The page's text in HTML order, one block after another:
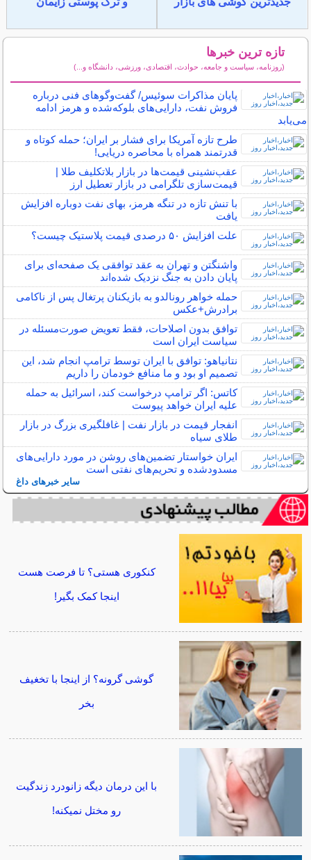
تازه ترین خبرها
(روزنامه، سیاست و جامعه، حوادث، اقتصادی، ورزشی، دانشگاه و...)
پایان مذاکرات سوئیس/ گفت‌وگوهای فنی درباره
فروش نفت، دارایی‌های بلوکه‌شده و هرمز ادامه
می‌یابد
طرح تازه آمریکا برای فشار بر ایران؛ حمله کوتاه و
قدرتمند همراه با محاصره دریایی!
عقب‌نشینی قیمت‌ها در بازار بلاتکلیف طلا |
قیمت‌سازی تلگرامی در بازار تعطیل ارز
با تنش تازه در تنگه هرمز، بهای نفت دوباره افزایش
یافت
علت افزایش ۵۰ درصدی قیمت پلاستیک چیست؟
واشنگتن و تهران به عقد توافقی یک‌ صفحه‌ای برای
پایان دادن به جنگ نزدیک شده‌اند
حمله خواهر رونالدو به بازیکنان پرتغال پس از ناکامی
برادرش+عکس
توافق بدون اصلاحات، فقط تعویض صورت‌مسئله در
سیاست ایران است
نتانیاهو: توافق با ایران توسط ترامپ انجام شد، این
تصمیم او بود و ما منافع خودمان را داریم
کاتس: اگر ترامپ درخواست کند، اسرائیل به حمله
علیه ایران خواهد پیوست
انفجار قیمت در بازار نفت | غافلگیری بزرگ در بازار
طلای سیاه
ایران خواستار تضمین‌های روشن در مورد دارایی‌های
مسدودشده و تحریم‌های نفتی است
سایر خبرهای داغ
کنکوری هستی؟ تا فرصت هست
اینجا کمک بگیر!
گوشی گرونه؟ از اینجا با تخغیف
بخر
با این درمان دیگه زانودرد زندگیت
رو مختل نمیکنه!